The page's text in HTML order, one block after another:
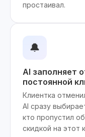
простаивал.
🔔
AI заполняет
постоянной
Клиентка
AI сразу
кто пропустил
скидкой на этот